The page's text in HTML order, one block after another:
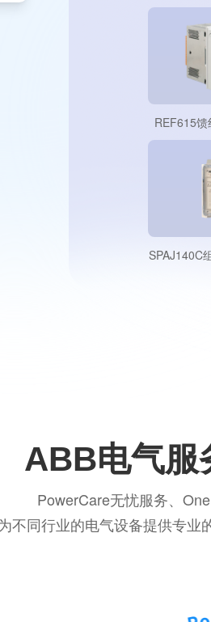
REF615
SPAJ140C
ABB电气服
PowerCare无忧服务、
不同行业的电气设备提供专业